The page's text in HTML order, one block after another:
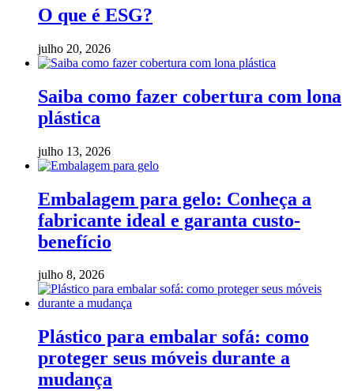
O que é ESG?
julho 20, 2026
Saiba como fazer cobertura com lona
plástica
julho 13, 2026
Embalagem para gelo: Conheça a
fabricante ideal e garanta custo-
benefício
julho 8, 2026
Plástico para embalar sofá: como
proteger seus móveis durante a
mudança